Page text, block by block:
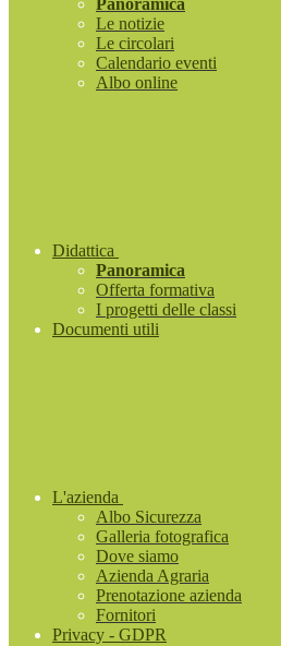
Panoramica
Le notizie
Le circolari
Calendario eventi
Albo online
Didattica
Panoramica
Offerta formativa
I progetti delle classi
Documenti utili
L'azienda
Albo Sicurezza
Galleria fotografica
Dove siamo
Azienda Agraria
Prenotazione azienda
Fornitori
Privacy - GDPR